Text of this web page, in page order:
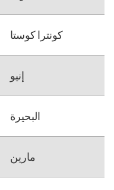
كونترا كوستا
إنيو
البحيرة
مارين